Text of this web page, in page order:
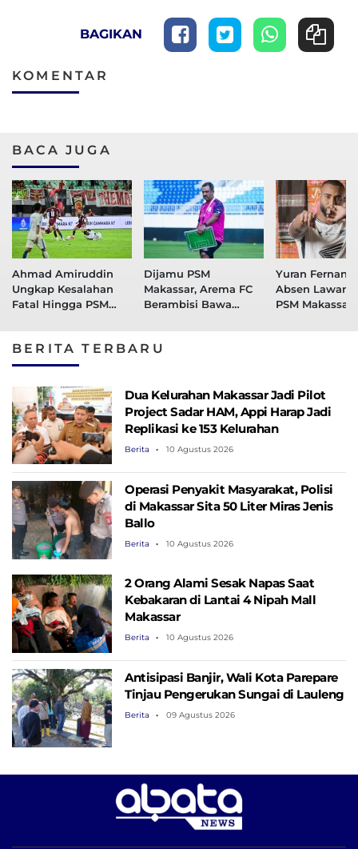
BAGIKAN
KOMENTAR
BACA JUGA
Ahmad Amiruddin
Ungkap Kesalahan
Fatal Hingga PSM
Dijamu PSM
Makassar, Arema FC
Berambisi Bawa
Yuran
Absen Lawan
PSM Makassar
BERITA TERBARU
Dua Kelurahan Makassar Jadi Pilot
Project Sadar HAM, Appi Harap Jadi
Replikasi ke 153 Kelurahan
Berita 10 Agustus 2026
Operasi Penyakit Masyarakat, Polisi
di Makassar Sita 50 Liter Miras Jenis
Ballo
Berita 10 Agustus 2026
2 Orang Alami Sesak Napas Saat
Kebakaran di Lantai 4 Nipah Mall
Makassar
Berita 10 Agustus 2026
Antisipasi Banjir, Wali Kota Parepare
Tinjau Pengerukan Sungai di Lauleng
Berita 09 Agustus 2026